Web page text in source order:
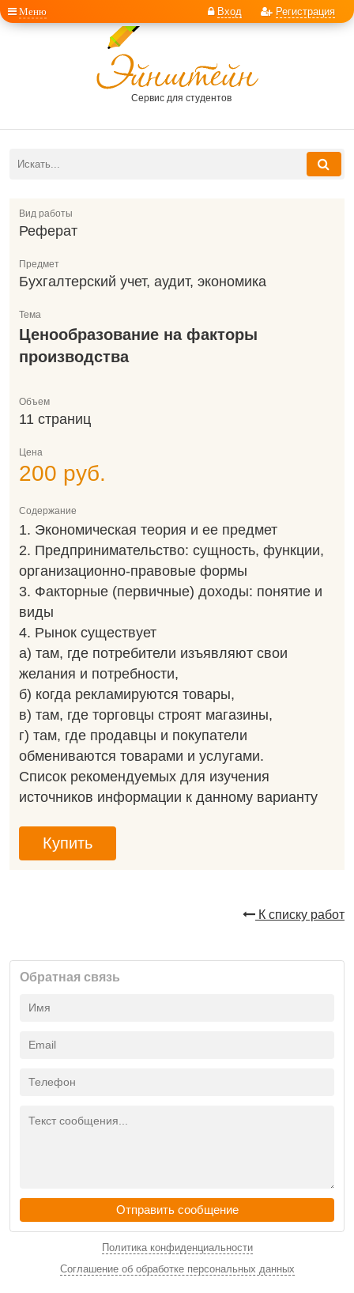
Сервис для студентов
Меню Вход Регистрация
Вид работы
Реферат
Предмет
Бухгалтерский учет, аудит, экономика
Тема
Ценообразование на факторы
производства
Объем
11 страниц
Цена
200 руб.
Содержание
1. Экономическая теория и ее предмет
2. Предпринимательство: сущность, функции,
организационно-правовые формы
3. Факторные (первичные) доходы: понятие и
виды
4. Рынок существует
а) там, где потребители изъявляют свои
желания и потребности,
б) когда рекламируются товары,
в) там, где торговцы строят магазины,
г) там, где продавцы и покупатели
обмениваются товарами и услугами.
Список рекомендуемых для изучения
источников информации к данному варианту
Купить
К списку работ
Обратная связь
Отправить сообщение
Политика конфиденциальности
Соглашение об обработке персональных данных